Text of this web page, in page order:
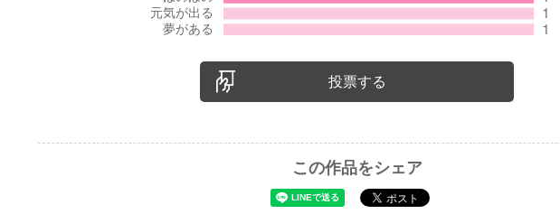
投票する
この作品をシェア